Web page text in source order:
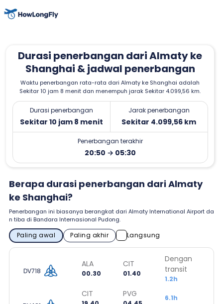
Durasi penerbangan dari Almaty ke
Shanghai & jadwal penerbangan
Waktu penerbangan rata-rata dari Almaty ke Shanghai adalah
Sekitar 10 jam 8 menit dan menempuh jarak Sekitar 4.099,56 km.
Durasi penerbangan
Sekitar 10 jam 8 menit
Jarak penerbangan
Sekitar 4.099,56 km
Penerbangan terakhir
20:50 → 05:30
Berapa durasi penerbangan dari Almaty
ke Shanghai?
Penerbangan ini biasanya berangkat dari Almaty International Airport da
n tiba di Bandara Internasional Pudong.
Paling awal Paling akhir Langsung
DV718
ALA
00.30
CIT
01.40
Dengan
transit
1.2h
CIT PVG 6.1h